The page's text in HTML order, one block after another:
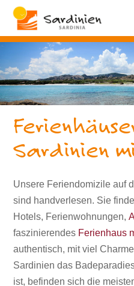
Sardinien
Unsere Feriendomizile auf
sind handverlesen. Sie
Hotels, Ferienwohnungen,
faszinierendes Ferienhaus
authentisch, mit viel
Sardinien das
ist, befinden sich die